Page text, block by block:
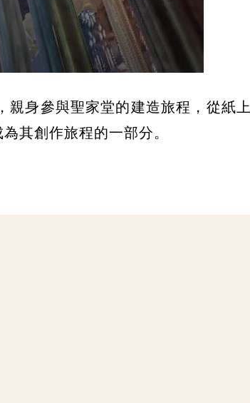
親身參與聖家堂的建造旅程，從紙上
其創作旅程的一部分。